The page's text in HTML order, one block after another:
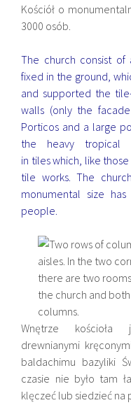
Kościół o
3000 osób.
The church consist of
fixed in the ground,
and supported the
walls (only the
Porticos and a large
the heavy tropical
in tiles which, like
tile works. The
monumental size
people.
Wnętrze kościoła
drewnianymi
baldachimu bazyliki
czasie nie było tam
klęczeć lub siedzieć na